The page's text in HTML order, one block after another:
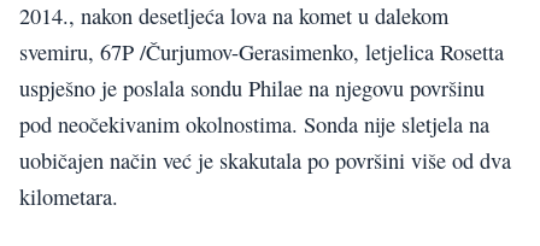
2014., nakon desetljeća lova na komet u dalekom
svemiru, 67P /Čurjumov-Gerasimenko, letjelica Rosetta
uspješno je poslala sondu Philae na njegovu površinu
pod neočekivanim okolnostima. Sonda nije sletjela na
uobičajen način već je skakutala po površini više od dva
kilometara.